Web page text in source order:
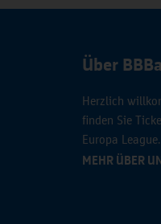
Über
Herzlich
finden Sie
Europa League.
MEHR ÜBER